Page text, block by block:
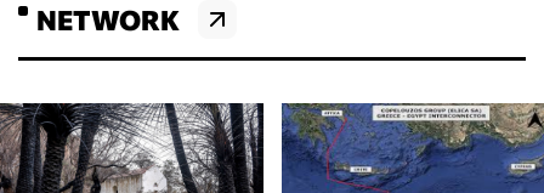
NETWORK